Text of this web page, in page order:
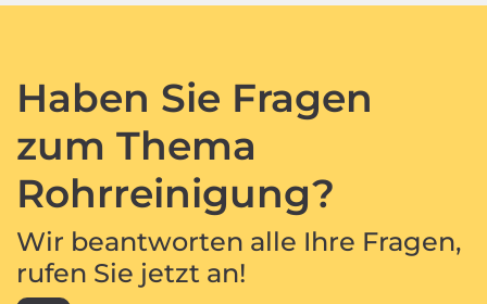
Haben Sie Fragen
zum Thema
Rohrreinigung?
Wir beantworten alle Ihre Fragen,
rufen Sie jetzt an!